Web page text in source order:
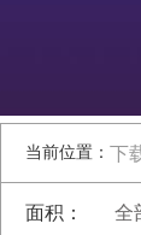
当前位置： 下
面积： 全